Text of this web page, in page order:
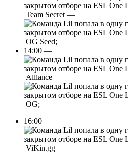
Team Secret —
OG Seed;
14:00 —
Alliance —
OG;
16:00 —
ViKin.gg —